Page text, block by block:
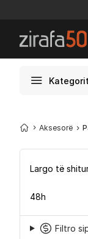
Aksesorë
Largo të
48h
Filtro